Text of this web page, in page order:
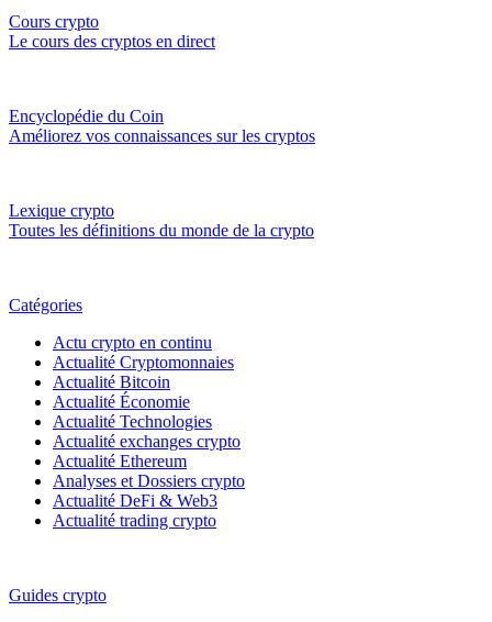
Cours crypto
Le cours des cryptos en direct
Encyclopédie du Coin
Améliorez vos connaissances sur les cryptos
Lexique crypto
Toutes les définitions du monde de la crypto
Catégories
Actu crypto en continu
Actualité Cryptomonnaies
Actualité Bitcoin
Actualité Économie
Actualité Technologies
Actualité exchanges crypto
Actualité Ethereum
Analyses et Dossiers crypto
Actualité DeFi & Web3
Actualité trading crypto
Guides crypto